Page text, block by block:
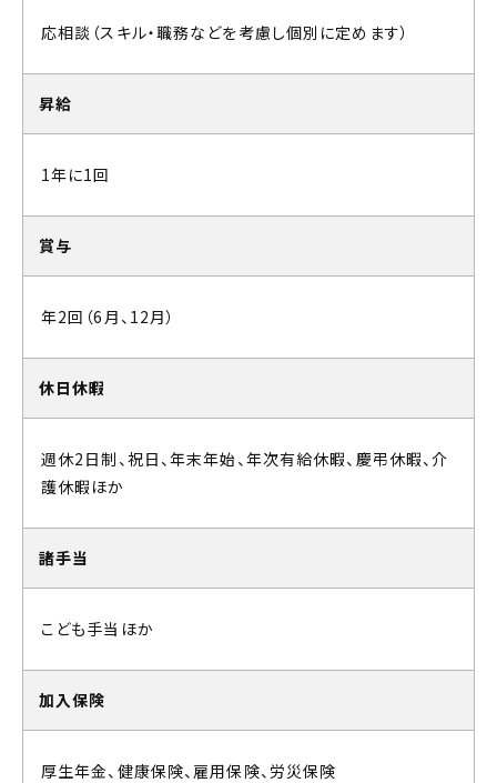
応相談（スキル・職務などを考慮し個別に定めます）
昇給
1年に1回
賞与
年2回（6月、12月）
休日休暇
週休2日制、祝日、年末年始、年次有給休暇、慶弔休暇、介
護休暇ほか
諸手当
こども手当ほか
加入保険
厚生年金、健康保険、雇用保険、労災保険